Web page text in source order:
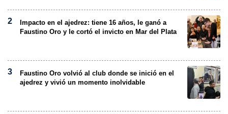
Impacto en el ajedrez: tiene 16 años, le ganó a
Faustino Oro y le cortó el invicto en Mar del Plata
Faustino Oro volvió al club donde se inició en el
ajedrez y vivió un momento inolvidable